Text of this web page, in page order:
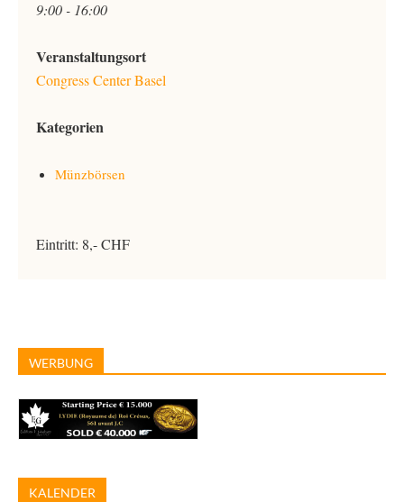
9:00 - 16:00
Veranstaltungsort
Congress Center Basel
Kategorien
Münzbörsen
Eintritt: 8,- CHF
WERBUNG
KALENDER